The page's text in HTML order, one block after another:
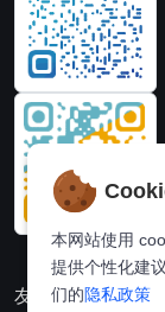
友情链接：动漫派
本网站使用
提供个性化建
们的隐私政策